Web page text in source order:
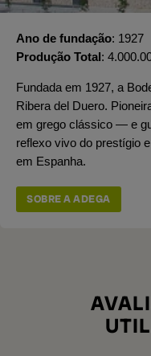
Ano de fundação 1927
Produção Total
Fundada em 1927, a
Ribera del Duero.
em grego clássico — e
reflexo vivo do prestígio
em Espanha.
SOBRE A ADEGA